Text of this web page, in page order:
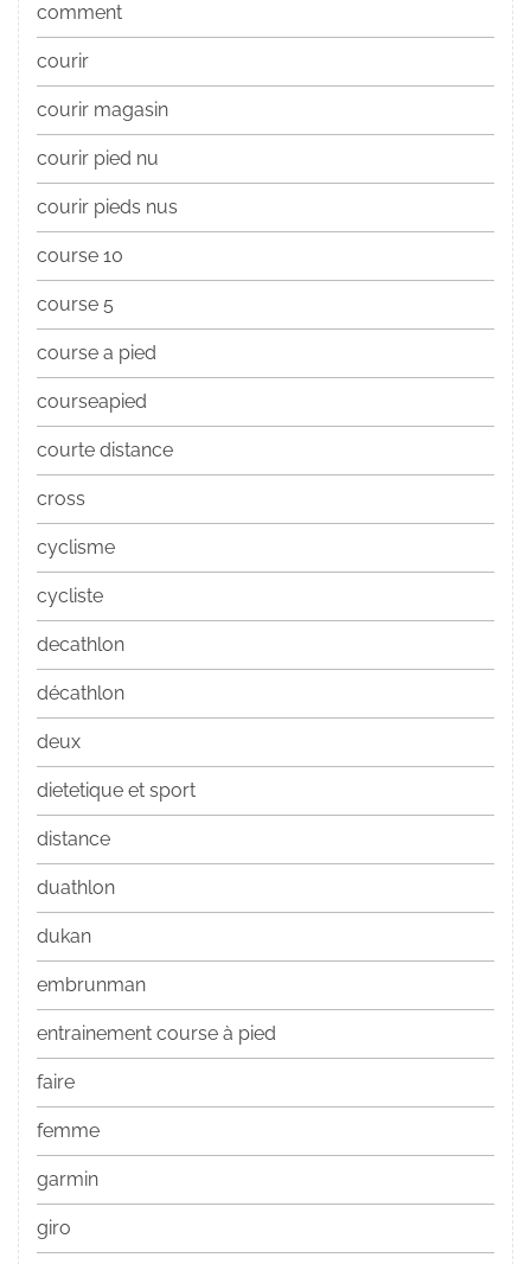
comment
courir
courir magasin
courir pied nu
courir pieds nus
course 10
course 5
course a pied
courseapied
courte distance
cross
cyclisme
cycliste
decathlon
décathlon
deux
dietetique et sport
distance
duathlon
dukan
embrunman
entrainement course à pied
faire
femme
garmin
giro